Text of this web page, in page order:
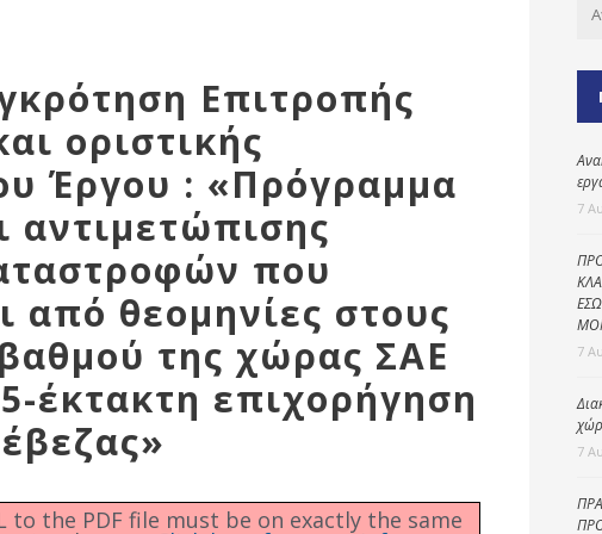
αστυνομία
Παιδικοί σταθμοί
Επιτροπής
οριστικής
Έργου : «Πρόγραμμα
αντιμετώπισης
που
από θεομηνίες στους
της χώρας ΣΑΕ
έκτακτη επιχορήγηση
to the PDF file must be on exactly the same
7
7
7